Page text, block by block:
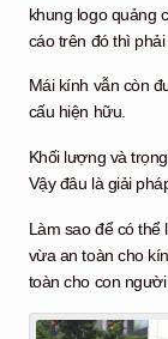
khung logo quảng
cáo trên đó thì
Mái kính vẫn còn
cấu hiện hữu.
Khối lượng và
Vậy đâu là giải
Làm sao để có thể
vừa an toàn cho
toàn cho con